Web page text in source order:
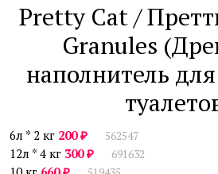
Pretty Cat /
Granules
наполнитель
6л * 2 кг 200₽ 562547
12л * 4 кг 300₽ 691632